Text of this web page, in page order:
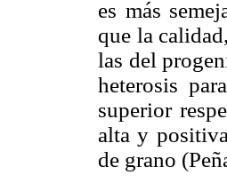
es más
que la
las del
heterosis
superior
alta y
de grano